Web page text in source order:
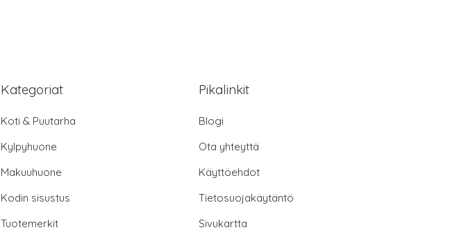
Kategoriat
Koti & Puutarha
Kylpyhuone
Makuuhuone
Kodin sisustus
Tuotemerkit
Pikalinkit
Blogi
Ota yhteyttä
Käyttöehdot
Tietosuojakäytäntö
Sivukartta